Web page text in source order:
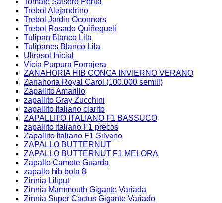
Trebol Alejandrino
Trebol Jardin Oconnors
Trebol Rosado Quiñequeli
Tulipan Blanco Lila
Tulipanes Blanco Lila
Ultrasol Inicial
Vicia Purpura Forrajera
ZANAHORIA HIB CONGA INVIERNO VERANO
Zanahoria Royal Carol (100.000 semill)
Zapallito Amarillo
zapallito Gray Zucchini
zapallito Italiano clarito
ZAPALLITO ITALIANO F1 BASSUCO
zapallito italiano F1 precos
Zapallito Italiano F1 Silvano
ZAPALLO BUTTERNUT
ZAPALLO BUTTERNUT F1 MELORA
Zapallo Camote Guarda
zapallo hib bola 8
Zinnia Liliput
Zinnia Mammouth Gigante Variada
Zinnia Super Cactus Gigante Variado